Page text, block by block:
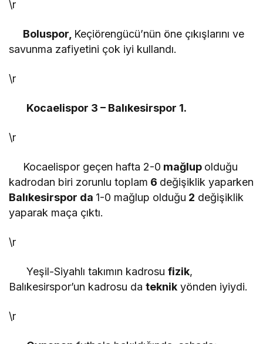
\r
Boluspor, Keçiörengücü’nün öne çıkışlarını ve
savunma zafiyetini çok iyi kullandı.
\r
Kocaelispor 3 – Balıkesirspor 1.
\r
Kocaelispor geçen hafta 2-0 mağlup olduğu
kadrodan biri zorunlu toplam 6 değişiklik yaparken
Balıkesirspor da 1-0 mağlup olduğu 2 değişiklik
yaparak maça çıktı.
\r
Yeşil-Siyahlı takımın kadrosufizik,
Balıkesirspor’un kadrosu dateknik yönden iyiydi.
\r